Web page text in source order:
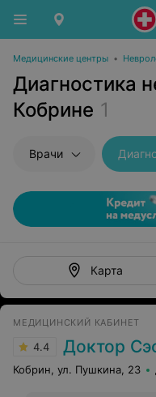
Медицинские центры •
Диагностика
Кобрине 1
Врачи
Карта
МЕДИЦИНСКИЙ КАБИНЕТ
4.4 Доктор
Кобрин, ул. Пушкина, 23